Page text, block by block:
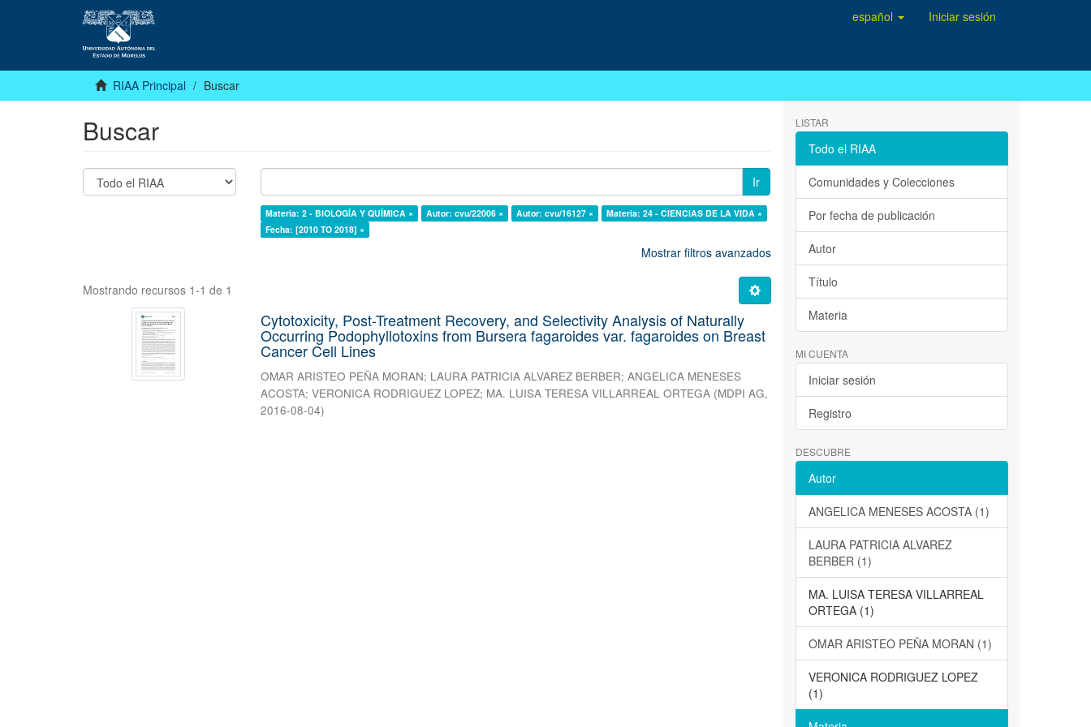
español Iniciar sesión
RIAA Principal Buscar
Buscar
Ir
Materia: 2 - BIOLOGÍA Y QUÍMICA × Autor: cvu/22006 × Autor: cvu/16127 ×
Materia: 24 - CIENCIAS DE LA VIDA ×
Fecha: [2010 TO 2018] ×
Mostrar filtros avanzados
Mostrando recursos 1-1 de 1
Cytotoxicity, Post-Treatment Recovery, and Selectivity Analysis of Naturally
Occurring Podophyllotoxins from Bursera fagaroides var. fagaroides on Breast
Cancer Cell Lines
OMAR ARISTEO PEÑA MORAN; LAURA PATRICIA ALVAREZ BERBER;ANGELICA MENESES
ACOSTA;VERONICA RODRIGUEZ LOPEZ; MA. LUISA TERESA VILLARREAL ORTEGA (MDPI AG,
2016-08-04)
LISTAR
Todo el RIAA
Comunidades y Colecciones
Por fecha de publicación
Autor
Título
Materia
MI CUENTA
Iniciar sesión
Registro
DESCUBRE
Autor
ANGELICA MENESES ACOSTA (1)
LAURA PATRICIA ALVAREZ
BERBER (1)
MA. LUISA TERESA VILLARREAL
ORTEGA (1)
OMAR ARISTEO PEÑA MORAN (1)
VERONICA RODRIGUEZ LOPEZ
(1)